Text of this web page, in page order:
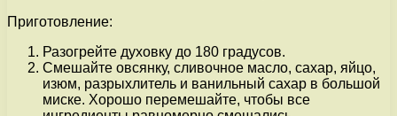
Приготовление:
Разогрейте духовку до 180 градусов.
Смешайте овсянку, сливочное масло, сахар, яйцо,
изюм, разрыхлитель и ванильный сахар в большой
миске. Хорошо перемешайте, чтобы все